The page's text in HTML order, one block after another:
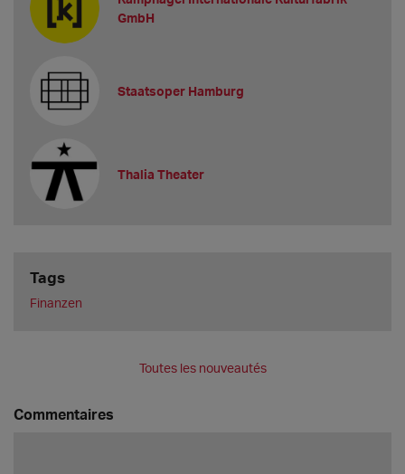
GmbH
Staatsoper Hamburg
Thalia Theater
Tags
Finanzen
Toutes les nouveautés
Commentaires